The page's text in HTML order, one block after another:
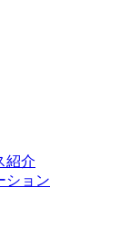
紹介
ション